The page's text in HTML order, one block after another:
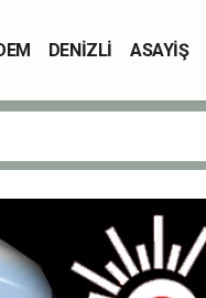
DENİZLİ ASAYİŞ